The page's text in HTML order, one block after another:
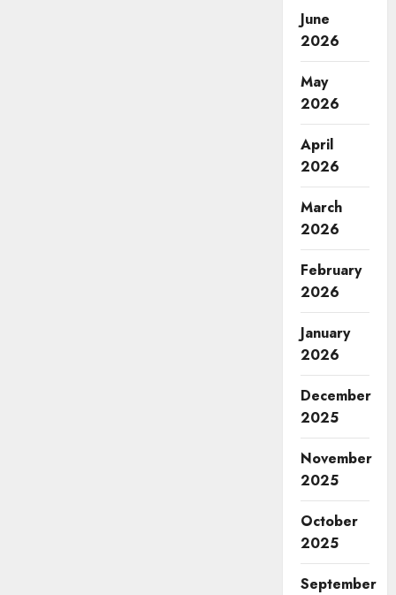
June
2026
May
2026
April
2026
March
2026
February
2026
January
2026
December
2025
November
2025
October
2025
September